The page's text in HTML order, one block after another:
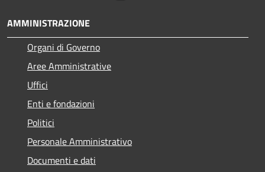
AMMINISTRAZIONE
Organi di Governo
Aree Amministrative
Uffici
Enti e fondazioni
Politici
Personale Amministrativo
Documenti e dati